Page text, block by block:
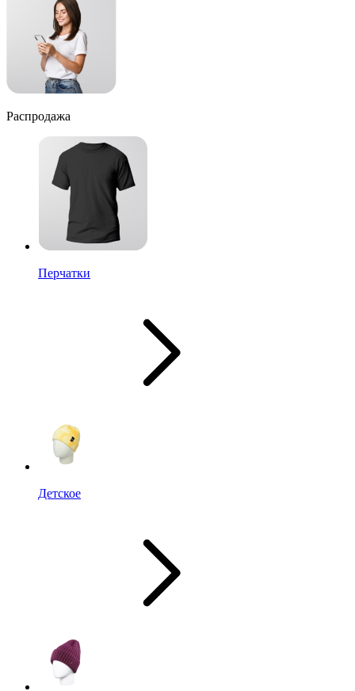
Распродажа
Перчатки
Детское